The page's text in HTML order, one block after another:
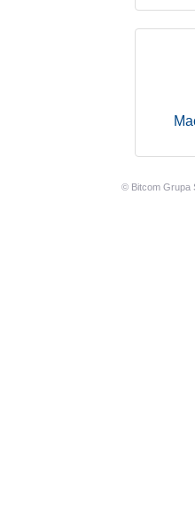
© Bitcom Grupa